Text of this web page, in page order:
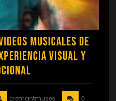
Musicales de
Visual y
cremantmuses
0